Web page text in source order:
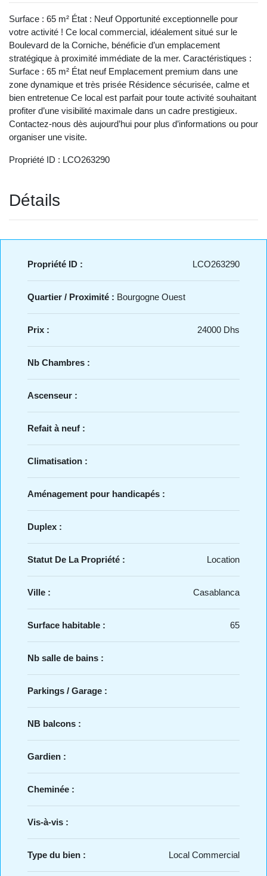
Surface : 65 m² État : Neuf Opportunité exceptionnelle pour
votre activité ! Ce local commercial, idéalement situé sur le
Boulevard de la Corniche, bénéficie d’un emplacement
stratégique à proximité immédiate de la mer. Caractéristiques :
Surface : 65 m² État neuf Emplacement premium dans une
zone dynamique et très prisée Résidence sécurisée, calme et
bien entretenue Ce local est parfait pour toute activité souhaitant
profiter d’une visibilité maximale dans un cadre prestigieux.
Contactez-nous dès aujourd’hui pour plus d’informations ou pour
organiser une visite.
Propriété ID : LCO263290
Détails
Propriété ID : LCO263290
Quartier / Proximité : Bourgogne Ouest
Prix : 24000 Dhs
Nb Chambres :
Ascenseur :
Refait à neuf :
Climatisation :
Aménagement pour handicapés :
Duplex :
Statut De La Propriété : Location
Ville : Casablanca
Surface habitable : 65
Nb salle de bains :
Parkings / Garage :
NB balcons :
Gardien :
Cheminée :
Vis-à-vis :
Type du bien : Local Commercial